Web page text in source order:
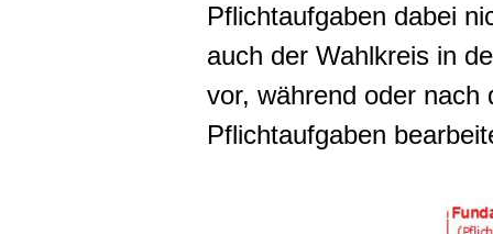
Pflichtaufgaben dabei
auch der Wahlkreis in
vor, während oder nach
Pflichtaufgaben